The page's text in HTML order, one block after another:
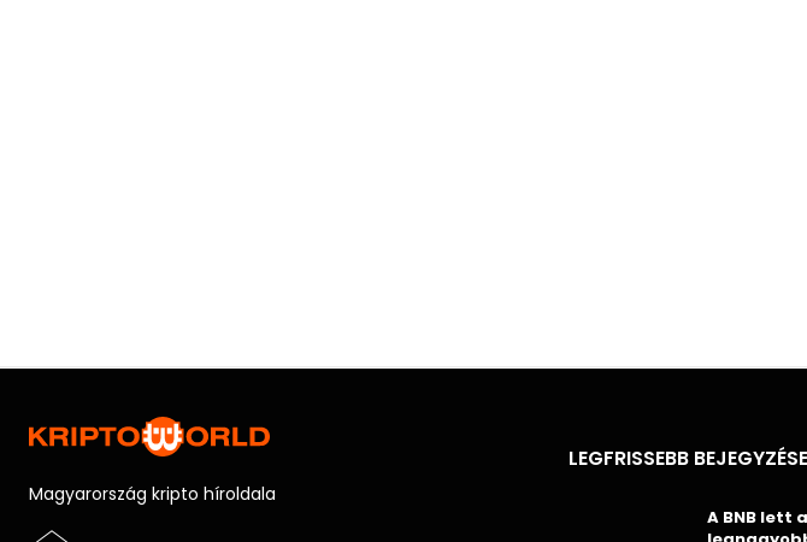
Magyarország kripto híroldala
LEGFRISSEBB
A BNB lett